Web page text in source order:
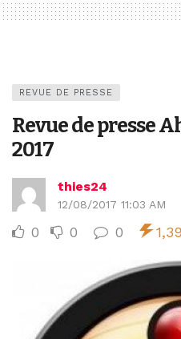
REVUE DE PRESSE
Revue de presse
2017
thies24
12/08/2017 11:03 AM
0 0 0